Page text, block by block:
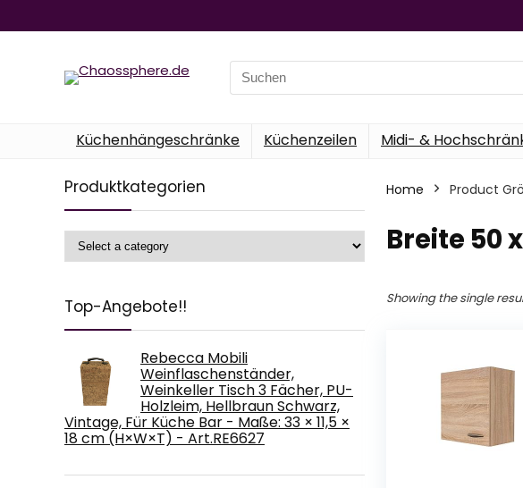
Search
for:
Küchenhängeschränke Küchenzeilen Midi- &
Produktkategorien
Top-Angebote!!
Rebecca Mobili
Weinflaschenständer,
Weinkeller Tisch 3 Fächer, PU-
Holzleim, Hellbraun Schwarz,
Vintage, Für Küche Bar - Maße: 33 × 11,5 ×
18 cm (H×W×T) - Art.RE6627
Home Product
‎Breite 50
Showing the single